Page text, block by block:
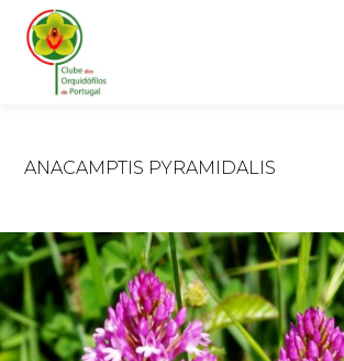
ANACAMPTIS PYRAMIDALIS